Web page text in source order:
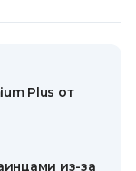
Plus от
из-за